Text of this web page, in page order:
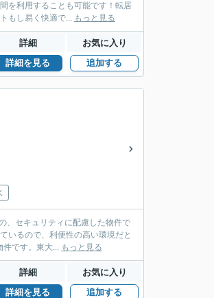
を利用することも可能です！転居
もし易く快適で... もっと見る
詳細 お気に入り
詳細を見る 追加する
、セキュリティに配慮した物件で
いるので、利便性の高い環境だと
件です。東大... もっと見る
詳細 お気に入り
詳細を見る 追加する